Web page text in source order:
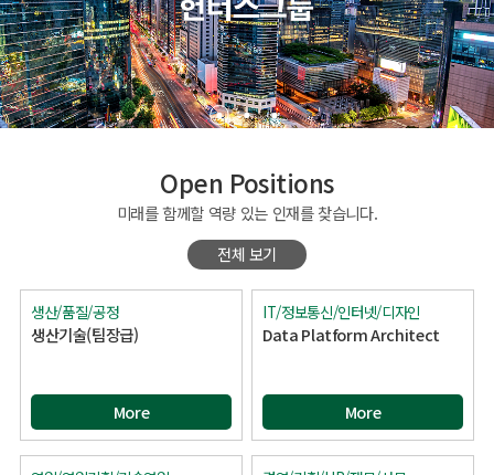
Open Positions
미래를 함께할 역량 있는 인재를 찾습니다.
전체 보기
생산/품질/공정
생산기술(팀장급)
More
IT/정보통신/인터넷/디자인
Data Platform Architect
More